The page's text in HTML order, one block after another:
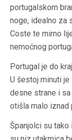
portugalskom
noge, idealno za
Coste te mirno
nemoćnog
Portugal je do
U šestoj minuti je
desne strane i
otišla malo iznad
Španjolci su